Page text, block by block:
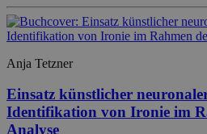
Anja Tetzner
Einsatz künstlicher
Identifikation von Ironie im
Analyse